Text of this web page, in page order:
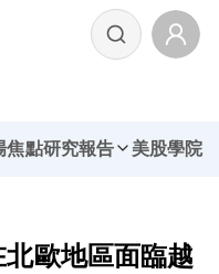
焦點研究報告 美股學院
北歐地區面臨越